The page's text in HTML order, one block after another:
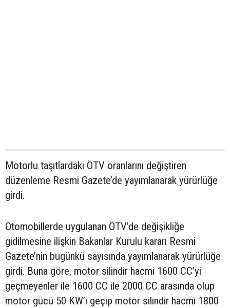
Motorlu taşıtlardaki ÖTV oranlarını değiştiren
düzenleme Resmi Gazete’de yayımlanarak yürürlüğe
girdi.
Otomobillerde uygulanan ÖTV’de değişikliğe
gidilmesine ilişkin Bakanlar Kurulu kararı Resmi
Gazete’nin bugünkü sayısında yayımlanarak yürürlüğe
girdi. Buna göre, motor silindir hacmi 1600 CC’yi
geçmeyenler ile 1600 CC ile 2000 CC arasında olup
motor gücü 50 KW’ı geçip motor silindir hacmi 1800